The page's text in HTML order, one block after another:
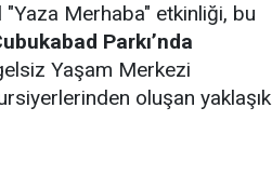
Merhaba" etkinliği, bu
Parkı’nda
Yaşam Merkezi
oluşan yaklaşık